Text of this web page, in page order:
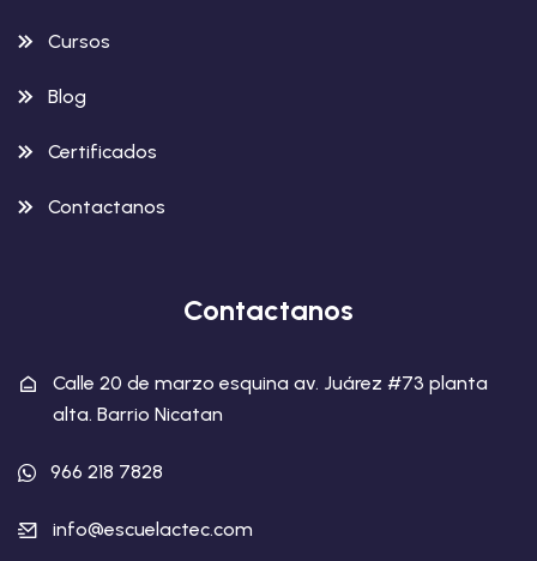
Cursos
Blog
Certificados
Contactanos
Contactanos
Calle 20 de marzo esquina av. Juárez #73 planta
alta. Barrio Nicatan
966 218 7828
info@escuelactec.com